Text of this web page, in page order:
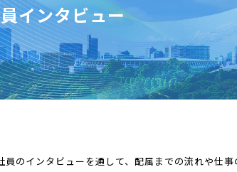
インタビュー
のインタビューを通して、配属までの流れや仕